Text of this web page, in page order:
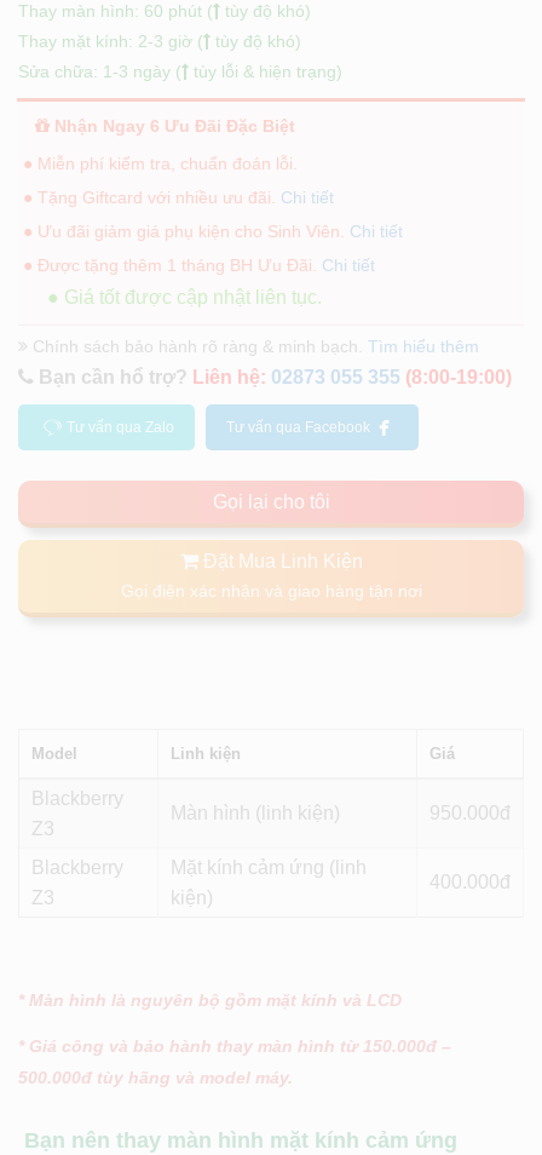
Thay màn hình: 60 phút (
tùy độ khó)
Thay mặt kính: 2-3 giờ (
tùy độ khó)
Sửa chữa: 1-3 ngày (
tùy lỗi & hiện trạng)
Nhận Ngay 6 Ưu Đãi Đặc Biệt
● Miễn phí kiểm tra, chuẩn đoán lỗi.
● Tặng Giftcard với nhiều ưu đãi. Chi tiết
● Ưu đãi giảm giá phụ kiện cho Sinh Viên. Chi tiết
● Được tặng thêm 1 tháng BH Ưu Đãi. Chi tiết
● Giá tốt được cập nhật liên tục.
Chính sách bảo hành rõ ràng & minh bạch. Tìm hiểu thêm
Bạn cần hổ trợ? Liên hệ: 02873 055 355 (8:00-19:00)
Tư vấn qua Zalo Tư vấn qua Facebook
Gọi lại cho tôi
Đặt Mua Linh Kiện
Gọi điện xác nhận và giao hàng tận nơi
Model Linh kiện Giá
Blackberry
Z3
Màn hình (linh kiện) 950
Blackberry
Z3
Mặt kính cảm ứng (linh
kiện)
400
* Màn hình là nguyên bộ gồm mặt kính và LCD
* Giá công và bảo hành thay màn hình từ 150.000đ –
500.000đ tùy hãng và model máy.
Bạn nên thay màn hình mặt kính cảm ứng